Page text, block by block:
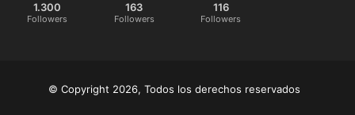
1.300
Followers
163
Followers
116
Followers
© Copyright 2026, Todos los derechos reservados